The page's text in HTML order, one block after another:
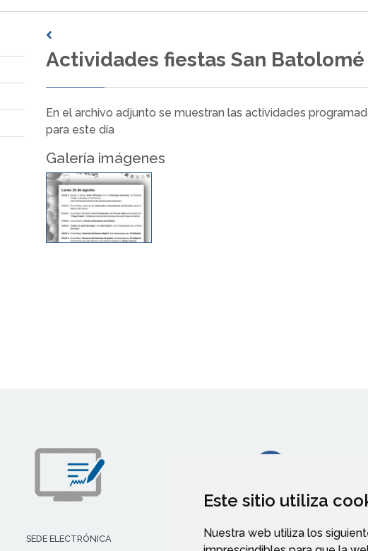
Este sitio utiliza
Nuestra web utiliza los
Actividades fiestas San Batolomé
En el archivo adjunto se muestran las actividades
para este día
Galería imágenes
SEDE ELECTRÓNICA